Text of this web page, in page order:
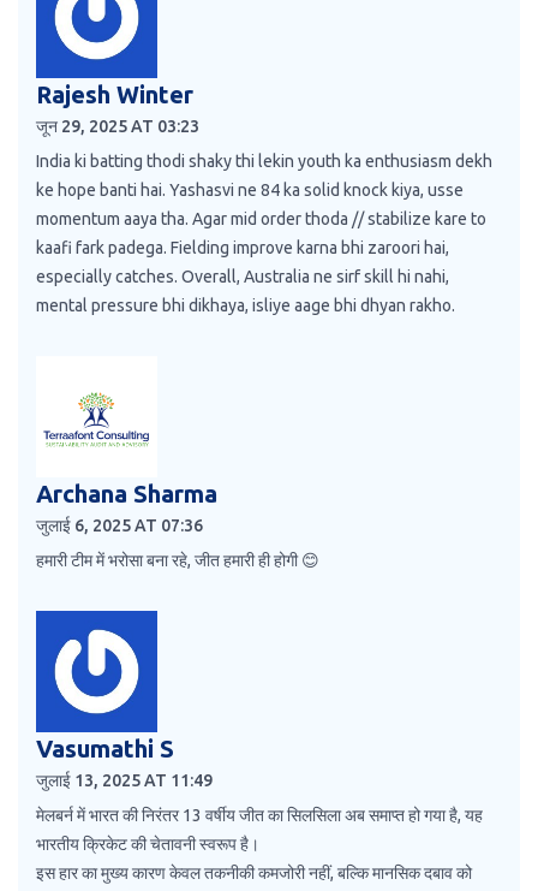
Rajesh Winter
जून 29, 2025 AT 03:23
India ki batting thodi shaky thi lekin youth ka enthusiasm dekh
ke hope banti hai. Yashasvi ne 84 ka solid knock kiya, usse
momentum aaya tha. Agar mid order thoda // stabilize kare to
kaafi fark padega. Fielding improve karna bhi zaroori hai,
especially catches. Overall, Australia ne sirf skill hi nahi,
mental pressure bhi dikhaya, isliye aage bhi dhyan rakho.
Archana Sharma
जुलाई 6, 2025 AT 07:36
हमारी टीम में भरोसा बना रहे, जीत हमारी ही होगी 😊
Vasumathi S
जुलाई 13, 2025 AT 11:49
मेलबर्न में भारत की निरंतर 13 वर्षीय जीत का सिलसिला अब समाप्त हो गया है, यह
भारतीय क्रिकेट की चेतावनी स्वरूप है।
इस हार का मुख्य कारण केवल तकनीकी कमजोरी नहीं, बल्कि मानसिक दबाव को